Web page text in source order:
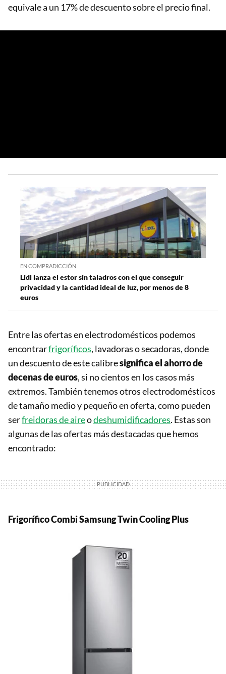
equivale a un 17% de descuento sobre el precio final.
EN COMPRADICCIÓN
Lidl lanza el estor sin taladros con el que conseguir
privacidad y la cantidad ideal de luz, por menos de 8
euros
Entre las ofertas en electrodomésticos podemos
encontrarfrigoríficos, lavadoras o secadoras, donde
un descuento de este calibresignifica el ahorro de
decenas de euros, si no cientos en los casos más
extremos. También tenemos otros electrodomésticos
de tamaño medio y pequeño en oferta, como pueden
serfreidoras de aireodeshumidificadores. Estas son
algunas de las ofertas más destacadas que hemos
encontrado:
Frigorífico Combi Samsung Twin Cooling Plus